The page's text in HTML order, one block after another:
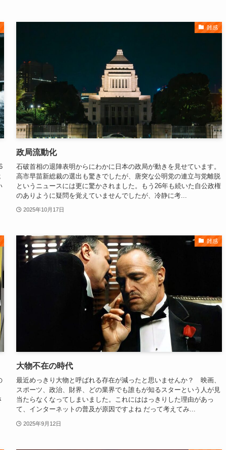
雑感
政局流動化
石破首相の退陣表明からにわかに日本の政局が動きを見せています。
高市早苗新総裁の選出も驚きでしたが、唐突な公明党の連立与党離脱
というニュースには更に驚かされました。もう26年も続いた自公政権
のありように疑問を覚えていませんでしたが、冷静に考...
2025年10月17日
雑感
大物不在の時代
最近めっきり大物と呼ばれる存在が減ったと思いませんか？ 映画、
スポーツ、政治、財界、どの業界でも誰もが知るスターという人が見
当たらなくなってしまいました。これにははっきりした理由があっ
て、インターネットの普及が原因ですよね だって考えてみ...
2025年9月12日